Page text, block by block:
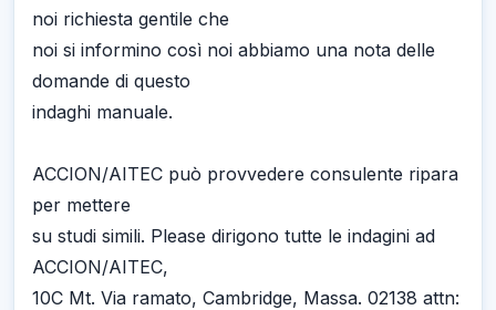
noi richiesta gentile che
noi si informino così noi abbiamo una nota delle
domande di questo
indaghi manuale.
ACCION/AITEC può provvedere consulente ripara
per mettere
su studi simili. Please dirigono tutte le indagini ad
ACCION/AITEC,
10C Mt. Via ramato, Cambridge, Massa. 02138 attn: